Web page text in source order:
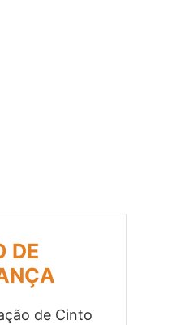
DE
de Cinto